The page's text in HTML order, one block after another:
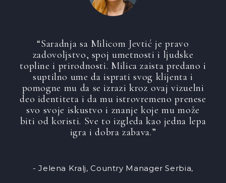
“Saradnja sa Milicom Jevtić je pravo
zadovoljstvo, spoj umetnosti i ljudske
topline i prirodnosti. Milica zaista predano i
suptilno ume da isprati svog klijenta i
pomogne mu da se izrazi kroz ovaj vizuelni
deo identiteta i da mu istrovremeno prenese
svo svoje iskustvo i znanje koje mu može
biti od koristi. Sve to izgleda kao jedna lepa
igra i dobra zabava.”
- Jelena Kralj, Country Manager Serbia,